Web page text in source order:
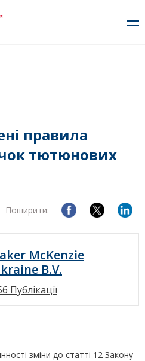
правила
тютюнових
Поширити:
McKenzie
B.V.
Публікації
зміни до статті 12 Закону